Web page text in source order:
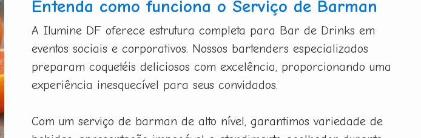
Entenda como funciona o Serviço de Barman
A Ilumine DF oferece estrutura completa para Bar de Drinks em
eventos sociais e corporativos. Nossos bartenders especializados
preparam coquetéis deliciosos com excelência, proporcionando uma
experiência inesquecível para seus convidados.
Com um serviço de barman de alto nível, garantimos variedade de